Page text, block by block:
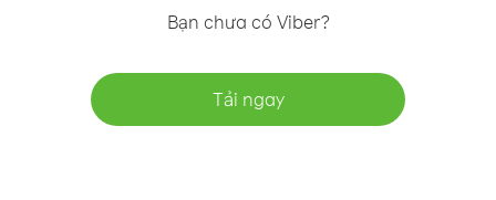
Bạn chưa có Viber?
Tải ngay